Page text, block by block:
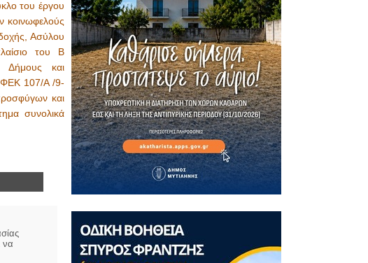
του έργου
Ασύλου
του Β
Δήμους και
(ΦΕΚ 107/Α /9-
και
συνολικά
να